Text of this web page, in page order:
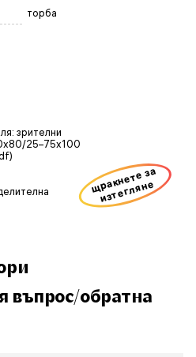
торба
зрителни
25–75x100
щракнете за
изтегляне
въпрос/обратна